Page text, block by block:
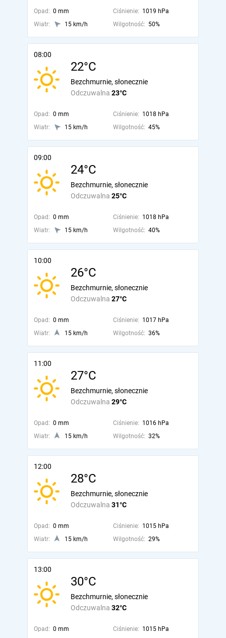
Opad: 0 mm Ciśnienie: 1019 hPa
Wiatr:
15 km/h Wilgotność: 50%
08:00
22°C
Odczuwalna 23°C
Bezchmurnie, słonecznie
Opad: 0 mm Ciśnienie: 1018 hPa
Wiatr:
15 km/h Wilgotność: 45%
09:00
24°C
Odczuwalna 25°C
Bezchmurnie, słonecznie
Opad: 0 mm Ciśnienie: 1018 hPa
Wiatr:
15 km/h Wilgotność: 40%
10:00
26°C
Odczuwalna 27°C
Bezchmurnie, słonecznie
Opad: 0 mm Ciśnienie: 1017 hPa
Wiatr:
15 km/h Wilgotność: 36%
11:00
27°C
Odczuwalna 29°C
Bezchmurnie, słonecznie
Opad: 0 mm Ciśnienie: 1016 hPa
Wiatr:
15 km/h Wilgotność: 32%
12:00
28°C
Odczuwalna 31°C
Bezchmurnie, słonecznie
Opad: 0 mm Ciśnienie: 1015 hPa
Wiatr:
15 km/h Wilgotność: 29%
13:00
30°C
Odczuwalna 32°C
Bezchmurnie, słonecznie
Opad: 0 mm Ciśnienie: 1015 hPa